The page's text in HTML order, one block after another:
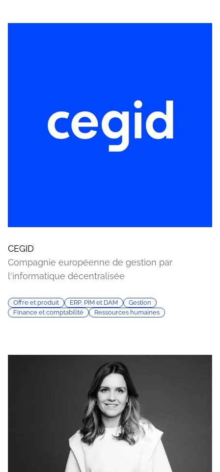
CEGID
Compagnie européenne de gestion par
l'informatique décentralisée
Offre et produit ERP, PIM et DAM
Gestion
Finance et comptabilité
Ressources humaines